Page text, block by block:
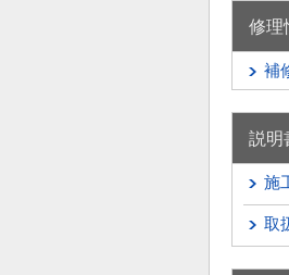
修理
補
説明
施
取